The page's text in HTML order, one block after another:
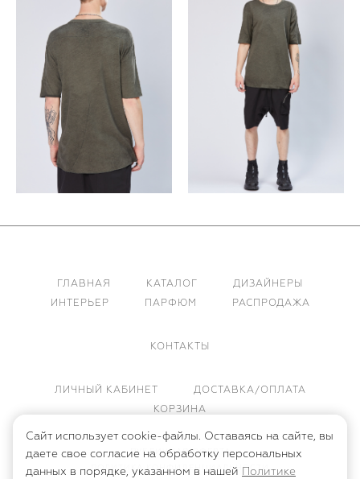
ГЛАВНАЯ КАТАЛОГ
ДИЗАЙНЕРЫ
ИНТЕРЬЕР
ПАРФЮМ РАСПРОДАЖА
КОНТАКТЫ
ЛИЧНЫЙ КАБИНЕТ
ДОСТАВКА/ОПЛАТА
КОРЗИНА
ПУБЛИЧНАЯ ОФЕРТА
ПОЛИТИКА КОНФИДЕНЦИАЛЬНОСТИ
Сайт использует cookie-файлы. Оставаясь на сайте, вы
даете свое согласие на обработку персональных
данных в порядке, указанном в нашей Политике